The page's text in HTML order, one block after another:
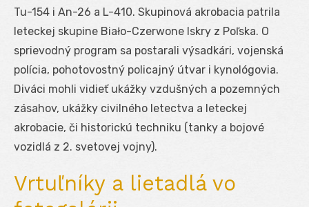
Tu-154 i An-26 a L-410. Skupinová akrobacia patrila
leteckej skupine Biało-Czerwone Iskry z Poľska. O
sprievodný program sa postarali výsadkári, vojenská
polícia, pohotovostný policajný útvar i kynológovia.
Diváci mohli vidieť ukážky vzdušných a pozemných
zásahov, ukážky civilného letectva a leteckej
akrobacie, či historickú techniku (tanky a bojové
vozidlá z 2. svetovej vojny).
Vrtuľníky a lietadlá vo